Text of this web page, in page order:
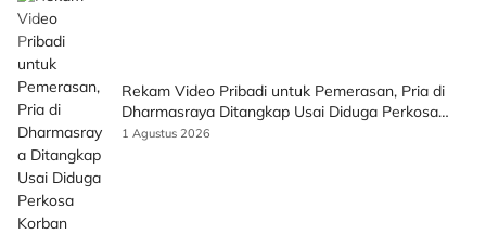
Rekam Video Pribadi untuk Pemerasan, Pria di
Dharmasraya Ditangkap Usai Diduga Perkosa
Korban
1 Agustus 2026